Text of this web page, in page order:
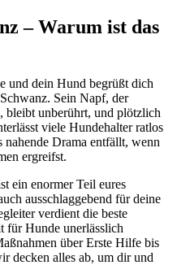
– Warum ist das
und dein Hund begrüßt dich
Sein Napf, der
bleibt unberührt, und plötzlich
viele Hundehalter ratlos
nahende Drama entfällt, wenn
ergreifst.
ein enormer Teil eures
ausschlaggebend für deine
verdient die beste
für Hunde unerlässlich
über Erste Hilfe bis
decken alles ab, um dir und